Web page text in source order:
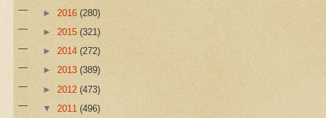
► 2016 (280)
► 2015 (321)
► 2014 (272)
► 2013 (389)
► 2012 (473)
▼ 2011 (496)